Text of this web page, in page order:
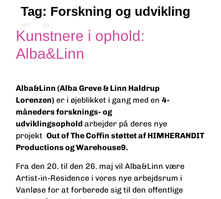
en ja
Tag: Forskning og udvikling
Kunstnere i ophold:
Alba&Linn
Alba&Linn (Alba Greve & Linn Haldrup
Lorenzen) er i øjeblikket i gang med en4-
måneders forsknings- og
udviklingsopholdarbejder på deres nye
projektOut of The Coffin støttet af HIMHERANDIT
Productions og Warehouse9.
Fra den 20. til den 26. maj vil Alba&Linn være
Artist-in-Residence i vores nye arbejdsrum i
Vanløse for at forberede sig til den offentlige